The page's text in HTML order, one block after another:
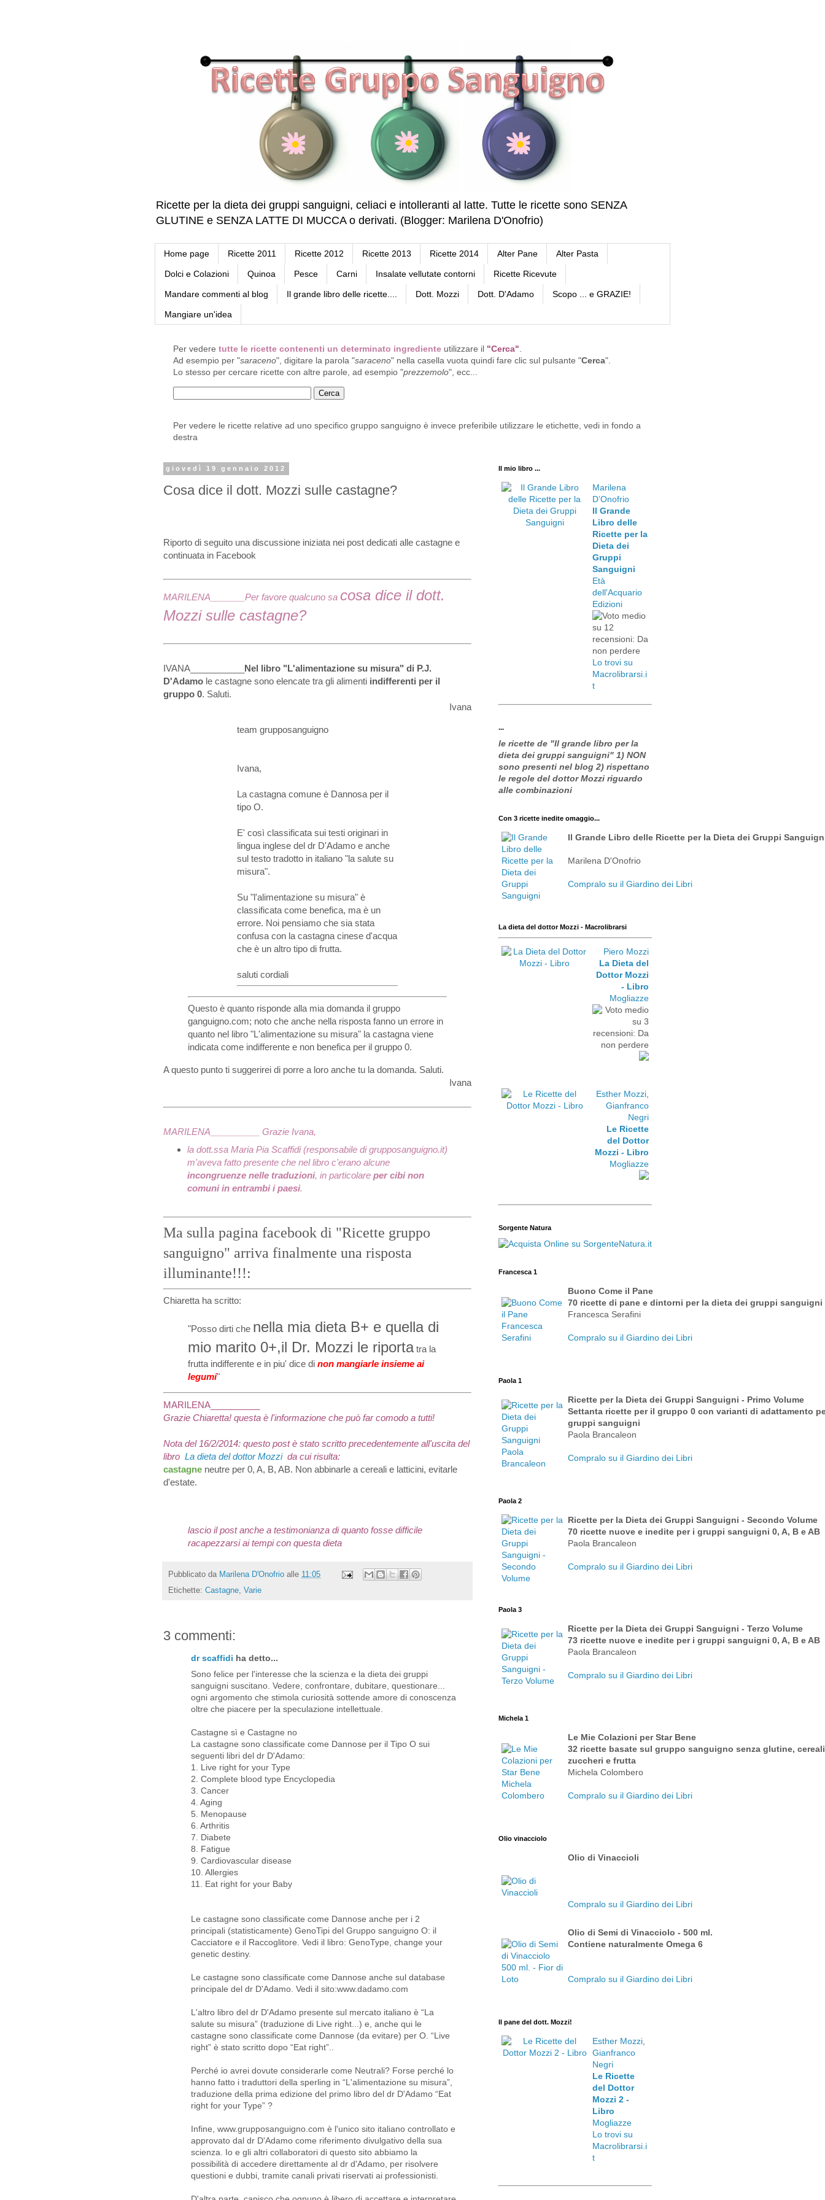
Ricette per la dieta dei gruppi sanguigni, celiaci e intolleranti al latte. Tutte le ricette sono SENZA
GLUTINE e SENZA LATTE DI MUCCA o derivati. (Blogger: Marilena D'Onofrio)
Home page Ricette 2011 Ricette 2012 Ricette 2013 Ricette 2014 Alter Pane Alter Pasta
Dolci e Colazioni Quinoa Pesce Carni Insalate vellutate contorni Ricette Ricevute
Mandare commenti al blog Il grande libro delle ricette.... Dott. Mozzi Dott. D'Adamo Scopo ... e GRAZIE!
Mangiare un'idea
Per vedere tutte le ricette contenenti un determinato ingrediente utilizzare il "Cerca"
Ad esempio per "saraceno", digitare la parola "saraceno" nella casella vuota quindi fare clic sul pulsante "Cerca".
Lo stesso per cercare ricette con altre parole, ad esempio "prezzemolo", ecc...
Per vedere le ricette relative ad uno specifico gruppo sanguigno è invece preferibile utilizzare le etichette, vedi in fondo a
destra
giovedì 19 gennaio 2012
Cosa dice il dott. Mozzi sulle castagne?
Riporto di seguito una discussione iniziata nei post dedicati alle castagne e
continuata in Facebook
MARILENA_______ Per favore qualcuno sa cosa dice il dott.
Mozzi sulle castagne?
IVANA___________ Nel libro "L'alimentazione su misura" di P.J.
D'Adamo le castagne sono elencate tra gli alimenti indifferenti per il
gruppo 0. Saluti.
Ivana
team grupposanguigno
Ivana,
La castagna comune è Dannosa per il
tipo O.
E' così classificata sui testi originari in
lingua inglese del dr D'Adamo e anche
sul testo tradotto in italiano "la salute su
misura".
Su "l'alimentazione su misura" è
classificata come benefica, ma è un
errore. Noi pensiamo che sia stata
confusa con la castagna cinese d'acqua
che è un altro tipo di frutta.
saluti cordiali
Questo è quanto risponde alla mia domanda il gruppo
ganguigno.com; noto che anche nella risposta fanno un errore in
quanto nel libro "L'alimentazione su misura" la castagna viene
indicata come indifferente e non benefica per il gruppo 0.
A questo punto ti suggerirei di porre a loro anche tu la domanda. Saluti.
Ivana
MARILENA__________ Grazie Ivana,
la dott.ssa Maria Pia Scaffidi (responsabile di grupposanguigno.it)
m'aveva fatto presente che nel libro c'erano alcune
incongruenze nelle traduzioni, in particolare per cibi non
comuni in entrambi i paesi.
Ma sulla pagina facebook di "Ricette gruppo
sanguigno" arriva finalmente una risposta
illuminante!!!:
Chiaretta ha scritto:
"Posso dirti che nella mia dieta B+ e quella di
mio marito 0+,il Dr. Mozzi le riportatra la
frutta indifferente e in piu' dice di non mangiarle insieme ai
legumi"
MARILENA__________
Grazie Chiaretta! questa è l'informazione che può far comodo a tutti!
Nota del 16/2/2014: questo post è stato scritto precedentemente all'uscita del
libro La dieta del dottor Mozzida cui risulta:
castagne neutre per 0, A, B, AB. Non abbinarle a cereali e latticini, evitarle
d'estate.
lascio il post anche a testimonianza di quanto fosse difficile
racapezzarsi ai tempi con questa dieta
Pubblicato da Marilena D'Onofrio alle 11:05
Etichette: Castagne, Varie
3 commenti:
dr scaffidi ha detto...
Sono felice per l'interesse che la scienza e la dieta dei gruppi
sanguigni suscitano. Vedere, confrontare, dubitare, questionare...
ogni argomento che stimola curiosità sottende amore di conoscenza
oltre che piacere per la speculazione intellettuale.
Castagne sì e Castagne no
La castagne sono classificate come Dannose per il Tipo O sui
seguenti libri del dr D'Adamo:
1. Live right for your Type
2. Complete blood type Encyclopedia
3. Cancer
4. Aging
5. Menopause
6. Arthritis
7. Diabete
8. Fatigue
9. Cardiovascular disease
10. Allergies
11. Eat right for your Baby
Le castagne sono classificate come Dannose anche per i 2
principali (statisticamente) GenoTipi del Gruppo sanguigno O: il
Cacciatore e il Raccoglitore. Vedi il libro: GenoType, change your
genetic destiny.
Le castagne sono classificate come Dannose anche sul database
principale del dr D'Adamo. Vedi il sito:www.dadamo.com
L'altro libro del dr D'Adamo presente sul mercato italiano è “La
salute su misura” (traduzione di Live right...) e, anche qui le
castagne sono classificate come Dannose (da evitare) per O. “Live
right” è stato scritto dopo “Eat right”..
Perché io avrei dovute considerarle come Neutrali? Forse perché lo
hanno fatto i traduttori della sperling in “L'alimentazione su misura”,
traduzione della prima edizione del primo libro del dr D'Adamo “Eat
right for your Type” ?
Infine, www.grupposanguigno.com è l'unico sito italiano controllato e
approvato dal dr D'Adamo come riferimento divulgativo della sua
scienza. Io e gli altri collaboratori di questo sito abbiamo la
possibilità di accedere direttamente al dr d'Adamo, per risolvere
questioni e dubbi, tramite canali privati riservati ai professionisti.
Il mio libro ...
Marilena
D’Onofrio
Il Grande
Libro delle
Ricette per la
Dieta dei
Gruppi
Sanguigni
Età
dell'Acquario
Edizioni
Lo trovi su
Macrolibrarsi.i
t
...
le ricette de "Il grande libro per la
dieta dei gruppi sanguigni" 1) NON
sono presenti nel blog 2) rispettano
le regole del dottor Mozzi riguardo
alle combinazioni
Con 3 ricette inedite omaggio...
Il Grande Libro delle Ricette per la Dieta dei Gruppi
Marilena D'Onofrio
Compralo su il Giardino dei Libri
La dieta del dottor Mozzi - Macrolibrarsi
Piero Mozzi
La Dieta del
Dottor Mozzi
- Libro
Mogliazze
Esther Mozzi
Gianfranco
Negri
Le Ricette
del Dottor
Mozzi - Libro
Mogliazze
Sorgente Natura
Francesca 1
Buono Come il Pane
70 ricette di pane e dintorni per la dieta dei gruppi sanguigni
Francesca Serafini
Compralo su il Giardino dei Libri
Paola 1
Ricette per la Dieta dei Gruppi Sanguigni - Primo Volume
Settanta ricette per il gruppo 0 con varianti di adattamento
gruppi sanguigni
Paola Brancaleon
Compralo su il Giardino dei Libri
Paola 2
Ricette per la Dieta dei Gruppi Sanguigni - Secondo Volume
70 ricette nuove e inedite per i gruppi sanguigni 0, A, B e AB
Paola Brancaleon
Compralo su il Giardino dei Libri
Paola 3
Ricette per la Dieta dei Gruppi Sanguigni - Terzo Volume
73 ricette nuove e inedite per i gruppi sanguigni 0, A, B e AB
Paola Brancaleon
Compralo su il Giardino dei Libri
Michela 1
Le Mie Colazioni per Star Bene
32 ricette basate sul gruppo sanguigno senza glutine,
zuccheri e frutta
Michela Colombero
Compralo su il Giardino dei Libri
Olio vinacciolo
Olio di Vinaccioli
Compralo su il Giardino dei Libri
Olio di Semi di Vinacciolo - 500 ml.
Contiene naturalmente Omega 6
Compralo su il Giardino dei Libri
Il pane del dott. Mozzi!
Esther Mozzi
Gianfranco
Negri
Le Ricette
del Dottor
Mozzi 2 -
Libro
Mogliazze
Lo trovi su
Macrolibrarsi.i
t